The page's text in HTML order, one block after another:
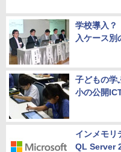
学校導入
入ケース別
子どもの
小の公開
インメモリ
QL Server